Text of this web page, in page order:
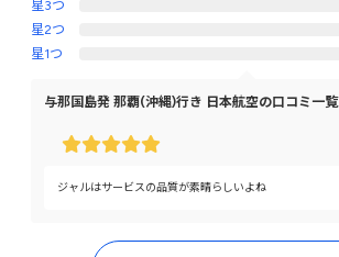
星3つ
星2つ
星1つ
与那国島発 那覇(沖縄)行き 日本航空の口コミ一覧
ジャルはサービスの品質が素晴らしいよね